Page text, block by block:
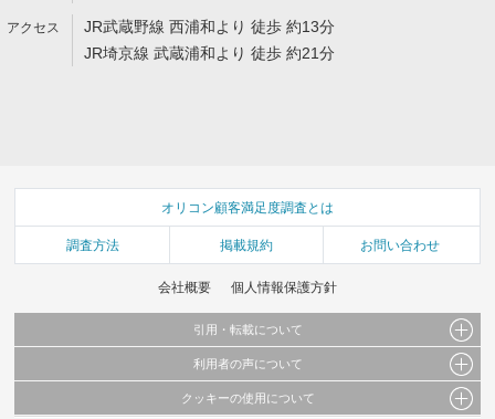
JR武蔵野線 西浦和より 徒歩 約13分
JR埼京線 武蔵浦和より 徒歩 約21分
オリコン顧客満足度調査とは
調査方法 掲載規約 お問い合わせ
会社概要 個人情報保護方針
引用・転載について
当サイトで公開されている情報（文字、写真、イラスト、画像データ等）及びこれらの配
これらの情報を権利者の許可なく無断転載・複製などの二次利用を行うことは固く禁じて
利用者の声について
当サイトに掲載している内容はすべてサービスの利用者が提出された見解・感想です。
クッキーの使用について